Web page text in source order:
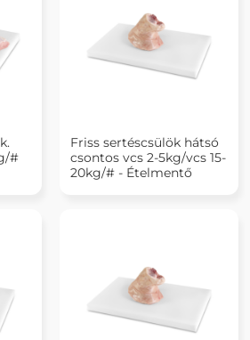
#
Friss sertéscsülök hátsó
csontos vcs 2-5kg/vcs 15-
20kg/# - Ételmentő